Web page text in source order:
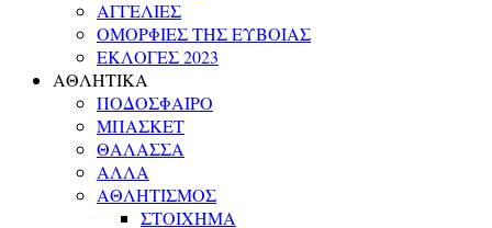
ΑΓΓΕΛΙΕΣ
ΟΜΟΡΦΙΕΣ ΤΗΣ ΕΥΒΟΙΑΣ
ΕΚΛΟΓΕΣ 2023
ΑΘΛΗΤΙΚΑ
ΠΟΔΟΣΦΑΙΡΟ
ΜΠΑΣΚΕΤ
ΘΑΛΑΣΣΑ
ΑΛΛΑ
ΑΘΛΗΤΙΣΜΟΣ
ΣΤΟΙΧΗΜΑ